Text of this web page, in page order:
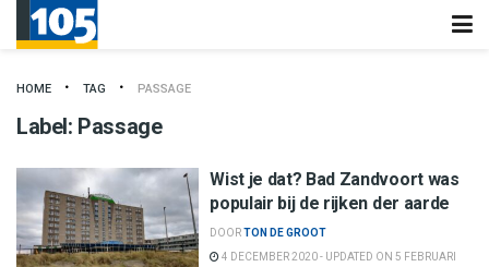
HOME TAG PASSAGE
Label: Passage
Wist je dat? Bad Zandvoort was
populair bij de rijken der aarde
DOORTON DE GROOT
4 DECEMBER 2020 - UPDATED ON 5 FEBRUARI